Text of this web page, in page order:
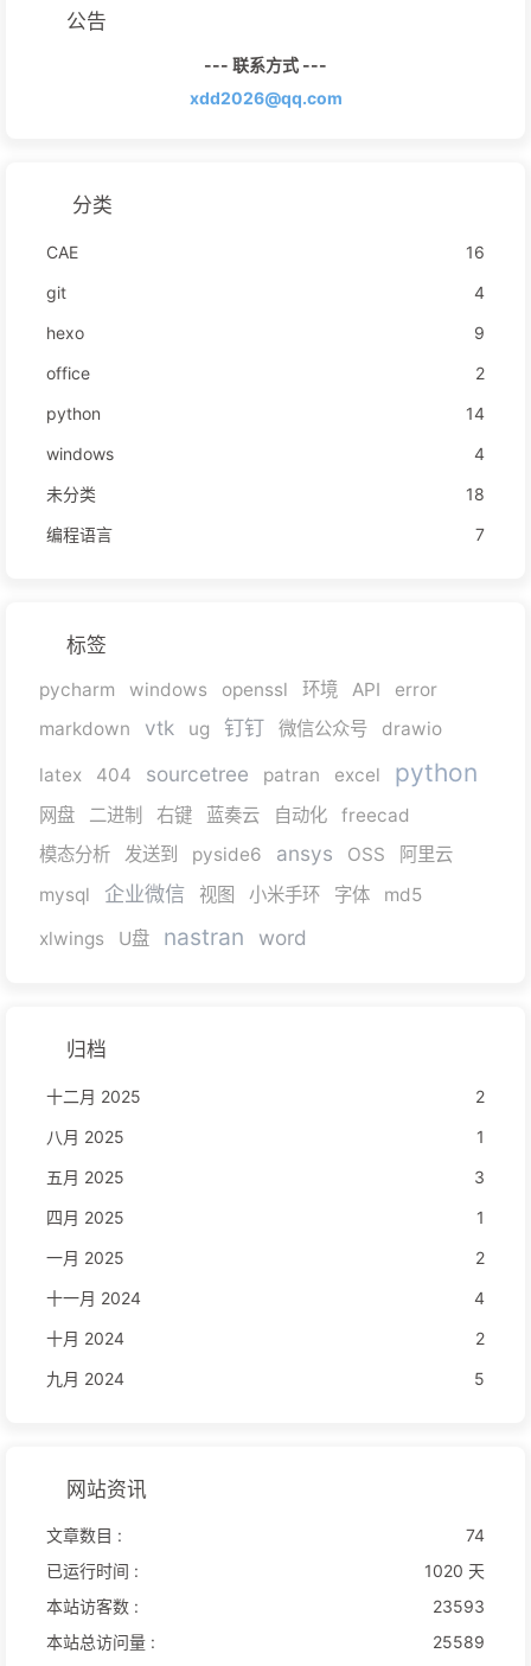
公告
--- 联系方式 ---
xdd2026@qq.com
分类
CAE
16
git
4
hexo
9
office
2
python
14
windows
4
未分类
18
编程语言
7
标签
pycharm windows openssl 环境 API
error
markdown
vtk ug 钉钉 微信公众号 drawio
latex 404 sourcetree patran excel python
网盘 二进制 右键 蓝奏云 自动化
freecad
模态分析
发送到 pyside6 ansys OSS
阿里云
mysql
企业微信 视图 小米手环 字体
md5
xlwings
U盘 nastran word
归档
十二月 2025
2
八月 2025
1
五月 2025
3
四月 2025
1
一月 2025
2
十一月 2024
4
十月 2024
2
九月 2024
5
网站资讯
文章数目 :
74
已运行时间 :
1020 天
本站访客数 :
23593
本站总访问量 :
25589